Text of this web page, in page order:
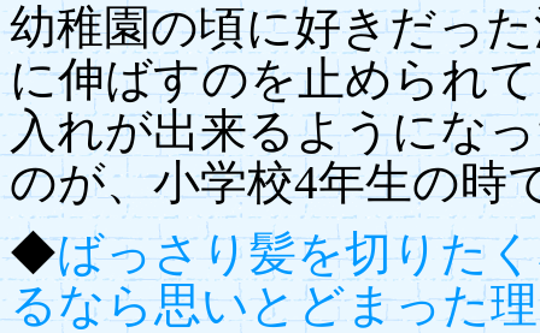
幼稚園の頃に好きだっ
に伸ばすのを止められ
入れが出来るようにな
のが、小学校4年生の時
◆ばっさり髪を切りた
るなら思いとどまった